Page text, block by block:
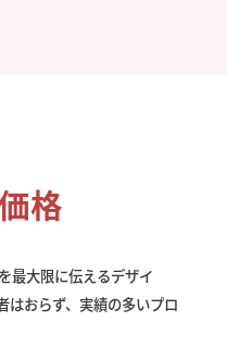
格
最大限に伝えるデザイ
はおらず、実績の多いプロ